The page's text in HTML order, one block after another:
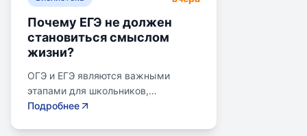
Почему ЕГЭ не должен
становиться смыслом
жизни?
ОГЭ и ЕГЭ являются важными
этапами для школьников,
готовящихся к переходу на
Подробнее